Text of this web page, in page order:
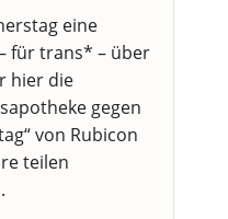
eine
für trans* – über
hier die
gegen
von Rubicon
teilen